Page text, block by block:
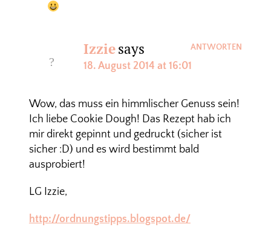
Izziesays
18. August 2014 at 16:01
Wow, das muss ein himmlischer Genuss sein!
Ich liebe Cookie Dough! Das Rezept hab ich
mir direkt gepinnt und gedruckt (sicher ist
sicher :D) und es wird bestimmt bald
ausprobiert!
LG Izzie,
http://ordnungstipps.blogspot.de/
ANTWORTEN